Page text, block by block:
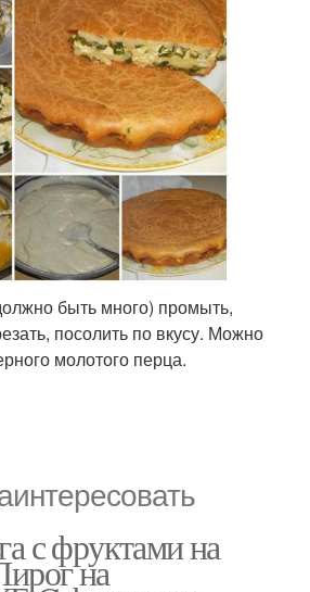
быть много) промыть,
посолить по вкусу. Можно
молотого перца.
с фруктами на
на